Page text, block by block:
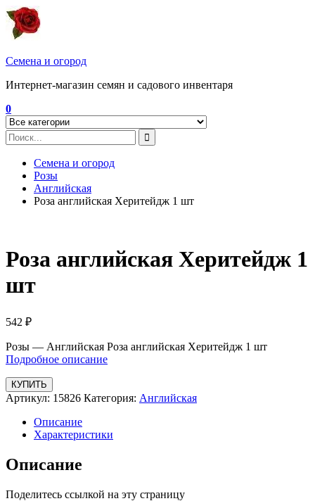
Перейти
к
содержимому
Семена и огород
Интернет-магазин семян и садового инвентаря
0
Семена и огород
Розы
Английская
Роза английская Херитейдж 1 шт
Роза английская Херитейдж 1
шт
542 ₽
Розы — Английская Роза английская Херитейдж 1 шт
Подробное описание
КУПИТЬ
Артикул: 15826 Категория: Английская
Описание
Характеристики
Описание
Поделитесь ссылкой на эту страницу